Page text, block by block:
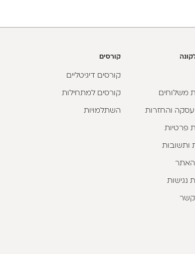
משלוחים
עסקה והחזרות
פרטיות
ותשובות
האתר
נגישות
קשר
קורסים
קורסים דיגיטליים
קורסים למתחילות
השתלמויות